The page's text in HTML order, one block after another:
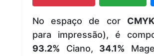
No espaço de cor CMYK
para impressão), é
93.2% Ciano, 34.1%